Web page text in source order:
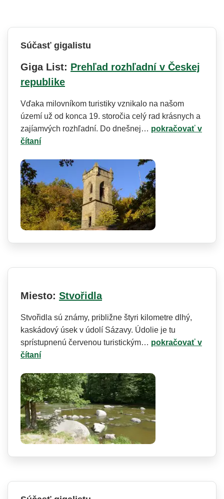
Súčasť gigalistu
Giga List: Prehľad rozhľadní v Českej
republike
Vďaka milovníkom turistiky vznikalo na našom
území už od konca 19. storočia celý rad krásnych a
zajíamvých rozhľadní. Do dnešnej… pokračovať v
čítaní
Miesto: Stvořidla
Stvořidla sú známy, približne štyri kilometre dlhý,
kaskádový úsek v údolí Sázavy. Údolie je tu
sprístupnenú červenou turistickým… pokračovať v
čítaní